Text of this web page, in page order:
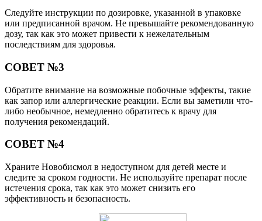
Следуйте инструкции по дозировке, указанной в упаковке
или предписанной врачом. Не превышайте рекомендованную
дозу, так как это может привести к нежелательным
последствиям для здоровья.
СОВЕТ №3
Обратите внимание на возможные побочные эффекты, такие
как запор или аллергические реакции. Если вы заметили что-
либо необычное, немедленно обратитесь к врачу для
получения рекомендаций.
СОВЕТ №4
Храните Новобисмол в недоступном для детей месте и
следите за сроком годности. Не используйте препарат после
истечения срока, так как это может снизить его
эффективность и безопасность.